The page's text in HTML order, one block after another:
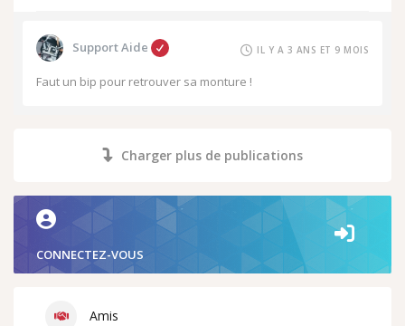
Support Aide IL Y A 3 ANS ET 9 MOIS
Faut un bip pour retrouver sa monture !
Charger plus de publications
CONNECTEZ-VOUS
Amis